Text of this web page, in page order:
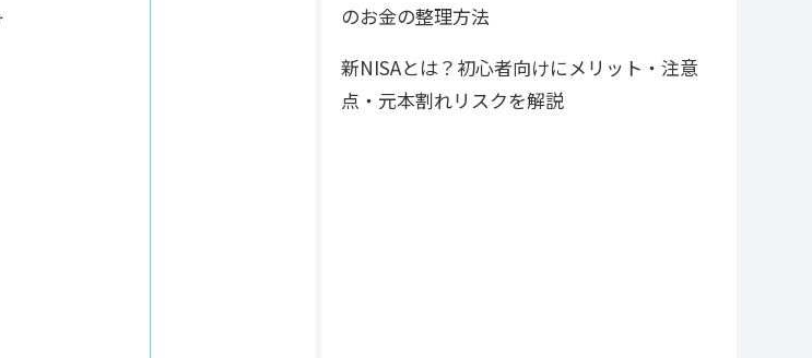
のお金の整理方法
新NISAとは？初心者向けにメリット・注意
点・元本割れリスクを解説